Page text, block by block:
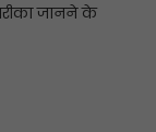
जानने के